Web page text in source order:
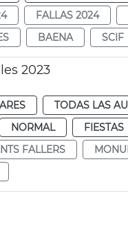
FALLAS 2024
BAENA SCIF
2023
TODAS LAS
NORMAL FIESTAS
FALLERS